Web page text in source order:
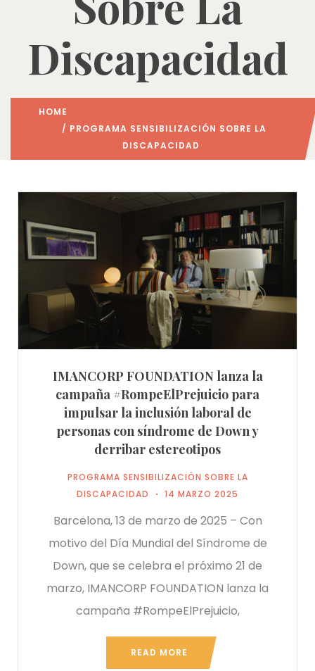
Discapacidad
HOME
/ PROGRAMA SENSIBILIZACIÓN SOBRE LA
DISCAPACIDAD
IMANCORP FOUNDATION lanza la
campaña #RompeElPrejuicio para
impulsar la inclusión laboral de
personas con síndrome de Down y
derribar estereotipos
PROGRAMA SENSIBILIZACIÓN SOBRE LA
DISCAPACIDAD
14 MARZO 2025
Barcelona, 13 de marzo de 2025 – Con
motivo del Día Mundial del Síndrome de
Down, que se celebra el próximo 21 de
marzo, IMANCORP FOUNDATION lanza la
campaña #RompeElPrejuicio,
READ MORE